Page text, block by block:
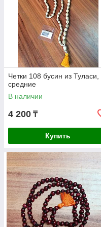
Четки 108 бусин из Туласи,
средние
В наличии
4 200 ₸
Купить